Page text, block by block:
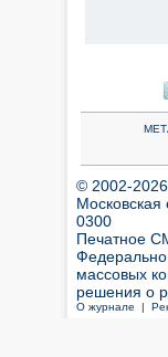
© 2002-
0300
Печатное
массовых
решения о
О журнале |